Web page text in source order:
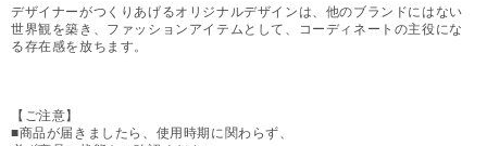
デザイナーがつくりあげるオリジナルデザインは、他のブランドにはない
世界観を築き、ファッションアイテムとして、コーディネートの主役にな
る存在感を放ちます。
【ご注意】
■商品が届きましたら、使用時期に関わらず、